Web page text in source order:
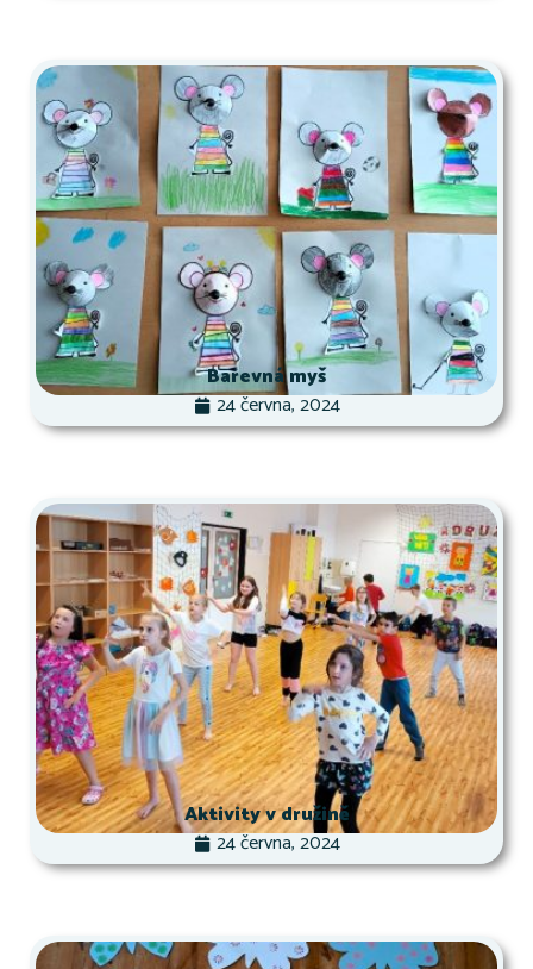
Barevná myš
24 června, 2024
Aktivity v družině
24 června, 2024